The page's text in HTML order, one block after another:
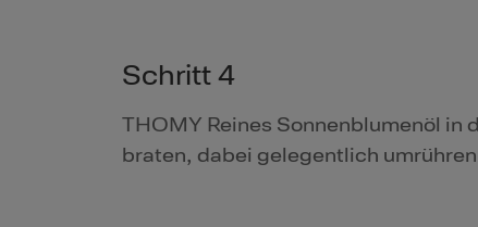
Schritt 4
THOMY Reines Sonnenblumenöl in
braten, dabei gelegentlich